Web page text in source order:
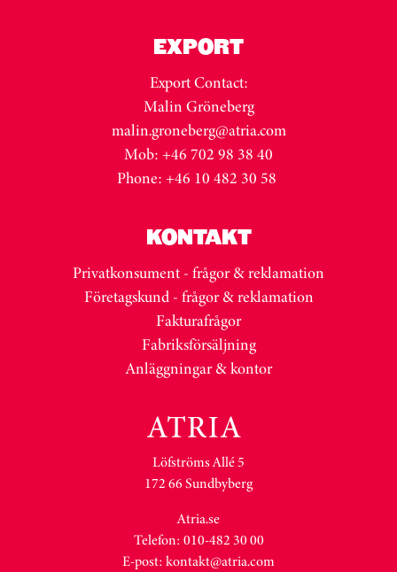
EXPORT
Export Contact:
Malin Gröneberg
malin.groneberg@atria.com
Mob: +46 702 98 38 40
Phone: +46 10 482 30 58
KONTAKT
Privatkonsument - frågor & reklamation
Företagskund - frågor & reklamation
Fakturafrågor
Fabriksförsäljning
Anläggningar & kontor
Löfströms Allé 5
172 66 Sundbyberg
Atria.se
Telefon: 010-482 30 00
E-post: kontakt@atria.com